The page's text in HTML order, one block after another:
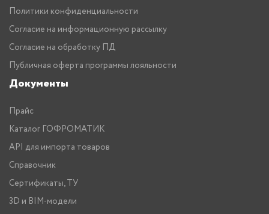
Политики конфиденциальности
Согласие на информационную рассылку
Согласие на обработку ПД
Публичная оферта программы лояльности
Документы
Прайс
Каталог ГОФРОМАТИК
API для импорта товаров
Справочник
Сертификаты, ТУ
3D и BIM-модели